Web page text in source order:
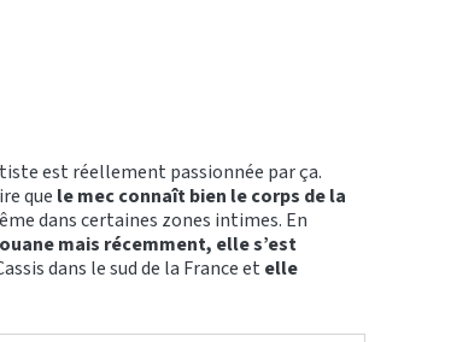
est réellement passionnée par ça.
que le mec connaît bien le corps de la
dans certaines zones intimes. En
mais récemment, elle s’est
dans le sud de la France et elle